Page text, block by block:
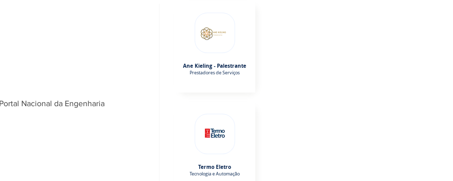
Nacional da Engenharia
Ane Kieling - Palestrante
Prestadores de Serviços
Termo Eletro
Tecnologia e Automação